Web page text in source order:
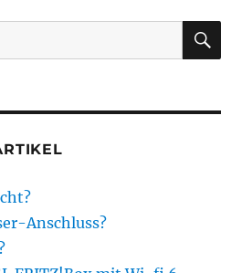
Anschluss?